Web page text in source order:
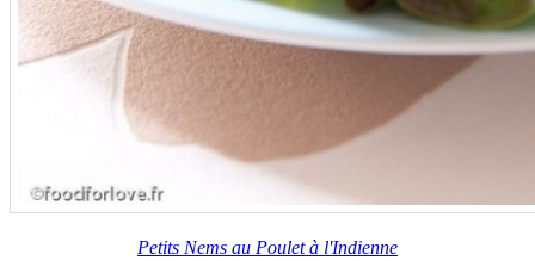
Petits Nems au Poulet à l'Indienne